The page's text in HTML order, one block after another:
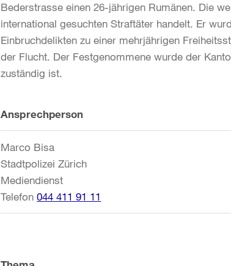
Bederstrasse einen 26-jährigen Rumänen. Die
international gesuchten Straftäter handelt. Er
Einbruchdelikten zu einer mehrjährigen
der Flucht. Der Festgenommene wurde der
zuständig ist.
Weitere
Informationen
Ansprechperson
Marco Bisa
Stadtpolizei Zürich
Mediendienst
Telefon 044 411 91 11